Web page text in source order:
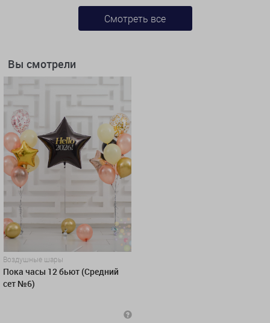
Смотреть все
Вы смотрели
Воздушные шары
Пока часы 12 бьют (Средний
сет №6)